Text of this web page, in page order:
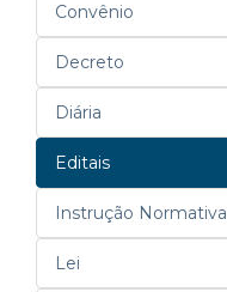
Convênio
Decreto
Diária
Editais
Instrução Normativa
Lei